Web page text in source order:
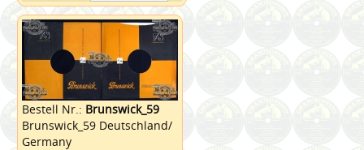
Bestell Nr.: Brunswick_59
Brunswick_59 Deutschland/
Germany